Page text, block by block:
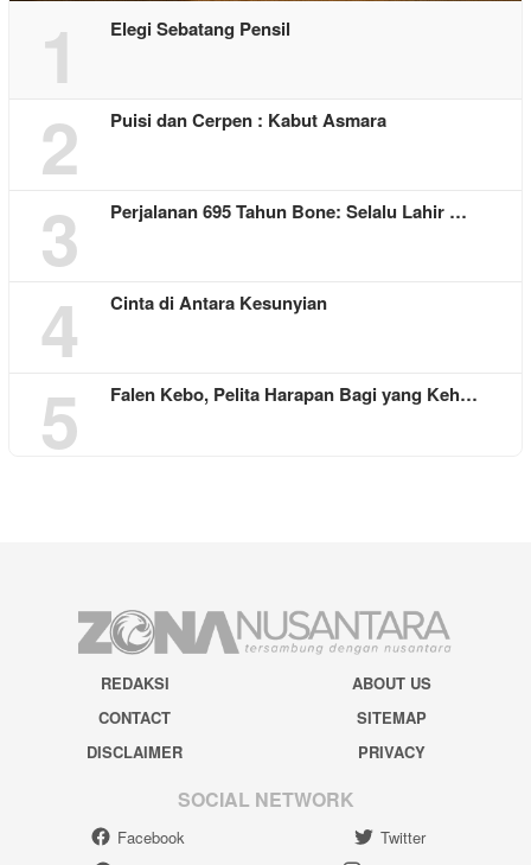
1 Elegi Sebatang Pensil
2 Puisi dan Cerpen : Kabut Asmara
3 Perjalanan 695 Tahun Bone: Selalu Lahir …
4 Cinta di Antara Kesunyian
5 Falen Kebo, Pelita Harapan Bagi yang Keh…
REDAKSI
ABOUT US
CONTACT
SITEMAP
DISCLAIMER
PRIVACY
SOCIAL NETWORK
Facebook
Twitter